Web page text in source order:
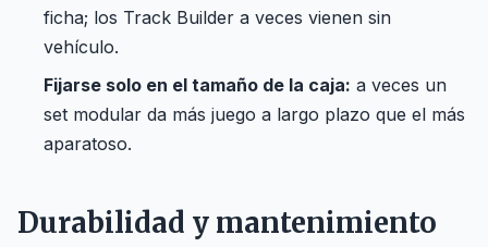
ficha; los Track Builder a veces vienen sin
vehículo.
Fijarse solo en el tamaño de la caja: a veces un
set modular da más juego a largo plazo que el más
aparatoso.
Durabilidad y mantenimiento